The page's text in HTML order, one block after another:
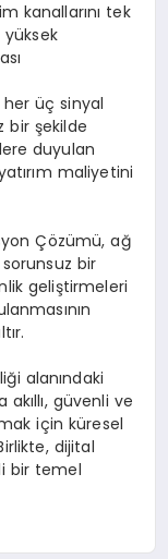
kanallarını tek
üç sinyal
bir şekilde
duyulan
maliyetini
Çözümü, ağ
bir
geliştirmeleri
alanındaki
güvenli ve
için küresel
dijital
bir temel